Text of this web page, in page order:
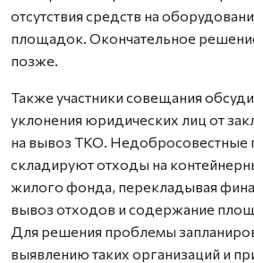
отсутствия средств на
площадок. Окончательное
позже.
Также участники совещания
уклонения юридических лиц от
на вывоз ТКО. Недобросовестные
складируют отходы на
жилого фонда, перекладывая
вывоз отходов и содержание
Для решения проблемы
выявлению таких организаций и